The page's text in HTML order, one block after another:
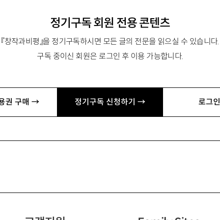
정기구독 회원 전용 콘텐츠
『창작과비평』을 정기구독하시면 모든 글의 전문을 읽으실 수 있습니다.
구독 중이신 회원은 로그인 후 이용 가능합니다.
권 구매 → 정기구독 신청하기 → 로그